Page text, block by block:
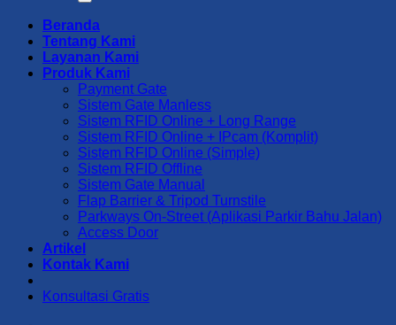
Beranda
Tentang Kami
Layanan Kami
Produk Kami
Payment Gate
Sistem Gate Manless
Sistem RFID Online + Long Range
Sistem RFID Online + IPcam (Komplit)
Sistem RFID Online (Simple)
Sistem RFID Offline
Sistem Gate Manual
Flap Barrier & Tripod Turnstile
Parkways On-Street (Aplikasi Parkir Bahu Jalan)
Access Door
Artikel
Kontak Kami
Konsultasi Gratis